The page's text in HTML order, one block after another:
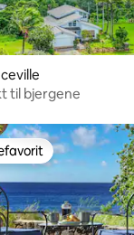
bedømmelse,
til bjergene